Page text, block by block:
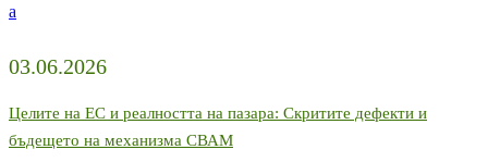
a
03.06.2026
Целите на ЕС и реалността на пазара: Скритите дефекти и
бъдещето на механизма СВАМ